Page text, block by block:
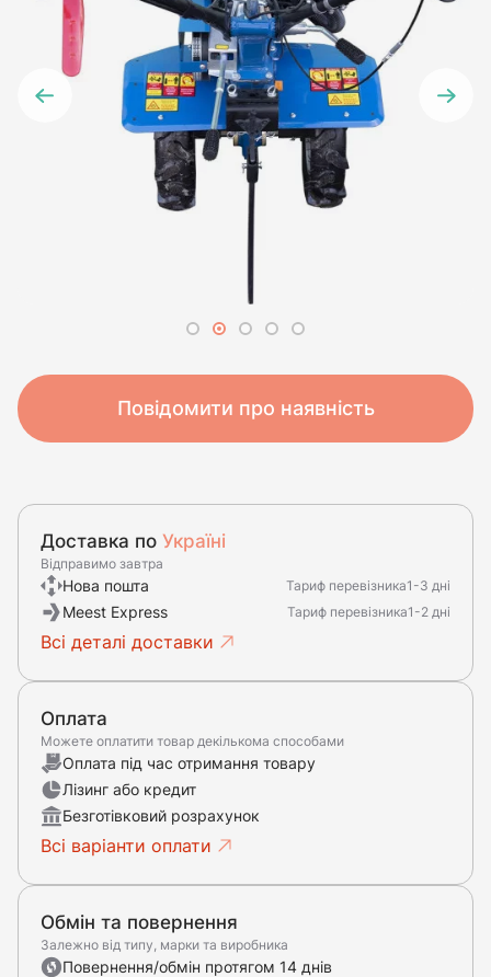
Повідомити про наявність
Доставка по Україні
Відправимо завтра
Нова пошта Тариф перевізника1-3 дні
Meest Express Тариф перевізника1-2 дні
Всі деталі доставки
Оплата
Можете оплатити товар декількома способами
Оплата під час отримання товару
Лізинг або кредит
Безготівковий розрахунок
Всі варіанти оплати
Обмін та повернення
Залежно від типу, марки та виробника
Повернення/обмін протягом 14 днів